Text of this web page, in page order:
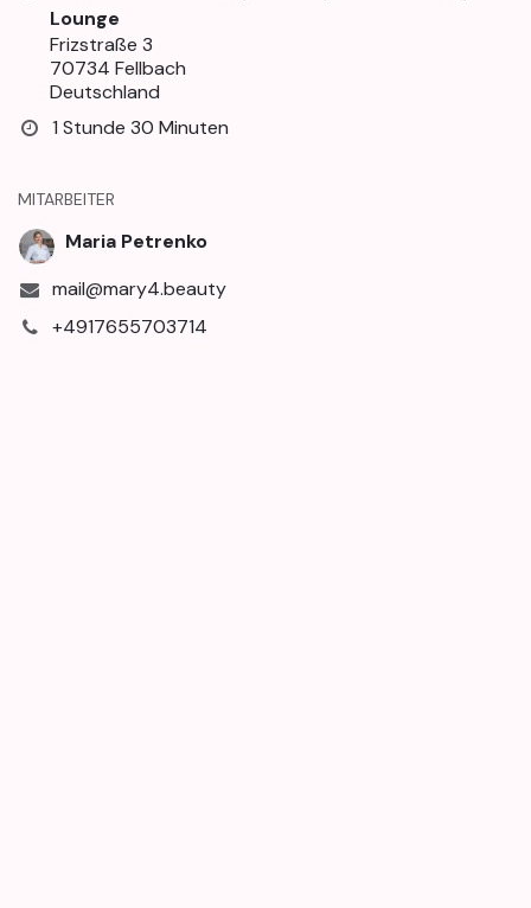
Lounge
Frizstraße 3
70734 Fellbach
Deutschland
1 Stunde 30 Minuten
MITARBEITER
Maria Petrenko
mail@mary4.beauty
+4917655703714